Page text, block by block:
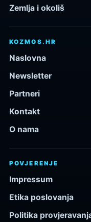
Zemlja i okoliš
KOZMOS.HR
Naslovna
Newsletter
Partneri
Kontakt
O nama
POVJERENJE
Impressum
Etika poslovanja
Politika